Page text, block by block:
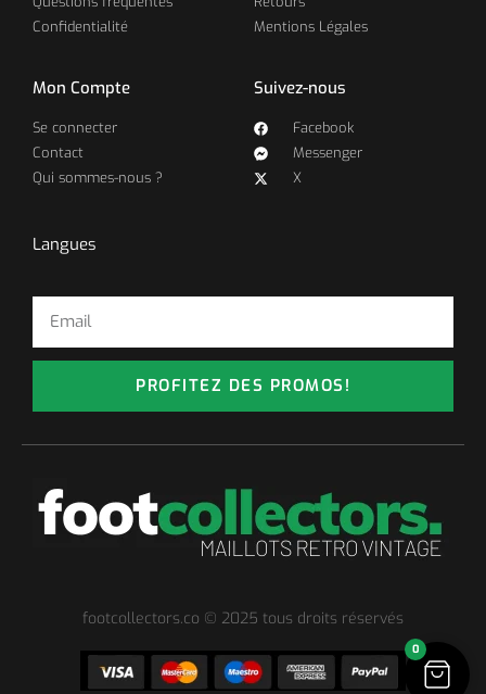
Confidentialité
Mentions Légales
Mon Compte
Se connecter
Contact
Qui sommes-nous ?
Suivez-nous
Facebook
Messenger
X
Langues
PROFITEZ DES PROMOS!
footcollectors.co © 2025 tous droits réservés
0